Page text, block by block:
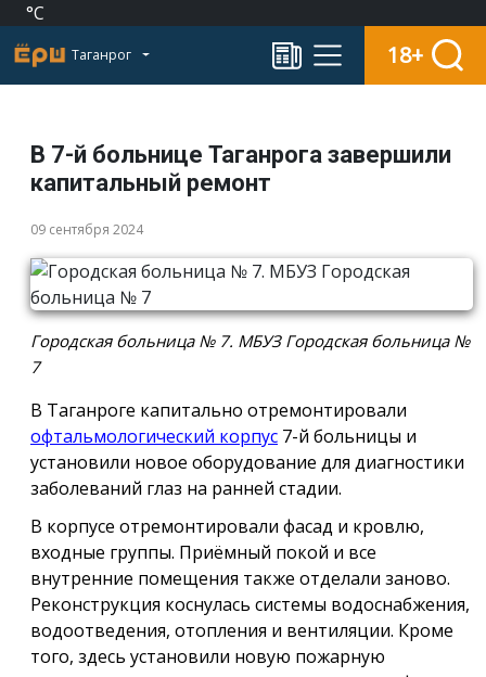
°C
Таганрог 18+
В 7-й больнице Таганрога завершили
капитальный ремонт
09 сентября 2024
Городская больница № 7. МБУЗ Городская больница №
7
В Таганроге капитально отремонтировали
офтальмологический корпус 7-й больницы и
установили новое оборудование для диагностики
заболеваний глаз на ранней стадии.
В корпусе отремонтировали фасад и кровлю,
входные группы. Приёмный покой и все
внутренние помещения также отделали заново.
Реконструкция коснулась системы водоснабжения,
водоотведения, отопления и вентиляции. Кроме
того, здесь установили новую пожарную